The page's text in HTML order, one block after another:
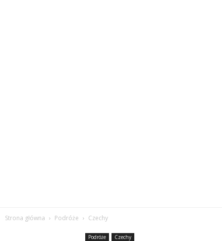
Strona główna Podróże Czechy
Podróże Czechy